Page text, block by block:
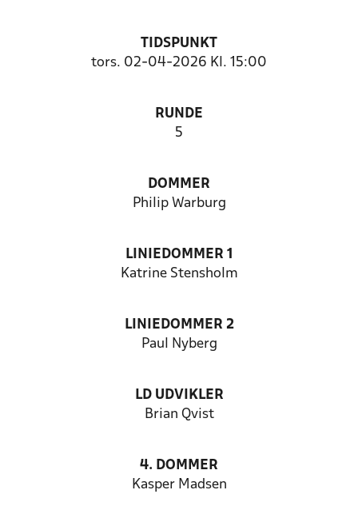
TIDSPUNKT
tors. 02-04-2026 Kl. 15:00
RUNDE
5
DOMMER
Philip Warburg
LINIEDOMMER 1
Katrine Stensholm
LINIEDOMMER 2
Paul Nyberg
LD UDVIKLER
Brian Qvist
4. DOMMER
Kasper Madsen